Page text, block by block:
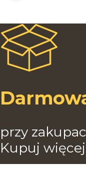
przy
Kupuj więcej